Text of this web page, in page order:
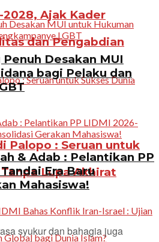
Ajak Kader
dan Pengabdian
Palopo : Seruan untuk
Lupa Akhirat
Desakan MUI
bagi Pelaku dan
& Adab : Pelantikan PP
Era Baru
Mahasiswa!
syukur dan bahagia juga